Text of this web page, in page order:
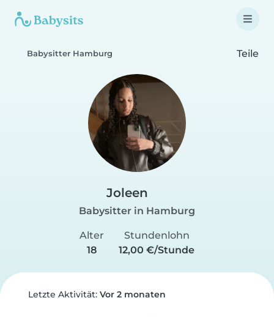
Babysitter Hamburg Teile
Joleen
Babysitter in Hamburg
Alter
18
Stundenlohn
12,00 €/Stunde
Letzte Aktivität: Vor 2 monaten